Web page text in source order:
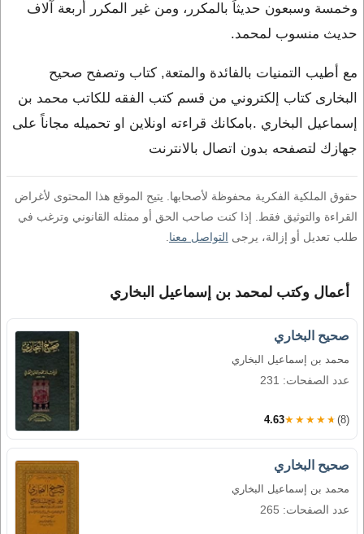
وخمسة وسبعون حديثاً بالمكرر، ومن غير المكرر أربعة آلاف
حديث منسوب لمحمد.
مع أطيب التمنيات بالفائدة والمتعة, كتاب وتصفح صحيح
البخارى كتاب إلكتروني من قسم كتب الفقه للكاتب محمد بن
إسماعيل البخاري .بامكانك قراءته اونلاين او تحميله مجاناً على
جهازك لتصفحه بدون اتصال بالانترنت
حقوق الملكية الفكرية محفوظة لأصحابها. يتيح الموقع هذا المحتوى لأغراض
القراءة والتوثيق فقط. إذا كنت صاحب الحق أو ممثله القانوني وترغب في
طلب تعديل أو إزالة، يرجى التواصل معنا
أعمال وكتب لمحمد بن إسماعيل البخاري
صحيح البخاري
محمد بن إسماعيل البخاري
عدد الصفحات: 231
4.63★★★★★ (8)
صحيح البخاري
محمد بن إسماعيل البخاري
عدد الصفحات: 265